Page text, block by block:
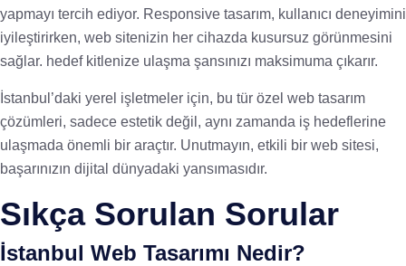
yapmayı tercih ediyor. Responsive tasarım, kullanıcı deneyimini
iyileştirirken, web sitenizin her cihazda kusursuz görünmesini
sağlar. hedef kitlenize ulaşma şansınızı maksimuma çıkarır.
İstanbul’daki yerel işletmeler için, bu tür özel web tasarım
çözümleri, sadece estetik değil, aynı zamanda iş hedeflerine
ulaşmada önemli bir araçtır. Unutmayın, etkili bir web sitesi,
başarınızın dijital dünyadaki yansımasıdır.
Sıkça Sorulan Sorular
İstanbul Web Tasarımı Nedir?